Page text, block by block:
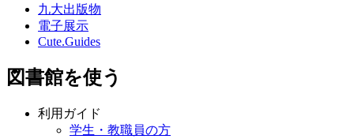
九大出版物
電子展示
Cute.Guides
図書館を使う
利用ガイド
学生・教職員の方